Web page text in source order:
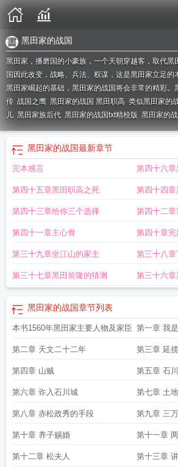
黑田家的战国
黑田家，播磨国的小豪族，一个天朝穿越客，取代黑
国因此改变，战略、兵法、权谋，这是黑田家立足的
黑田家崛起的基础，黑田家的战国将会非常的精彩。
传 战国之鹰 黑田家的战国 黑田职高 类似黑田家的
儿 黑田家族后代 黑田家的战国txt精校版 黑田家的
txt黑田兵卫百科黑田家的战国好看吗黑田家的战
黑田家的战国 看帮 黑田rum
读 黑田家的战国 笔趣阁
TXT黑田家战国txt全文免费 黑田是好人还是坏人
田家的战国听书 关于真田家的战国 黑田家纹日本
节黑田家的战国 笔趣阁最新章节免费阅读战国
战国txt奇书网黑田出自哪部动漫 日本黑田氏穿越
份黑田家的战国全部章节在线阅读 黑田家的战国
发黑田的身份黑田家的战国 精校 日本黑田家族黑
家的战国 第1章
黑田家的战国最新章节
完本感言 第四十六
第四十五章黑田职高之死 第四十四
第四十三章给你三个选择 第四十二
第四十一章主心骨 第四十章完
第三十九章坐江山的家主 第三十八
第三十七章黑田前隆的猜测 第三十六
黑田家的战国章节列表
本书1560年黑田家主要人物及家臣 第一章 我
第二章 天文二十二年 第三章 延
第四章 山贼 第五章 石
第六章 诈入石川城 第七章 土
第八章 赤松政秀的手段 第九章 三
第十章 养子赐婚 第十一章
第十二章 松夫人 第十三章